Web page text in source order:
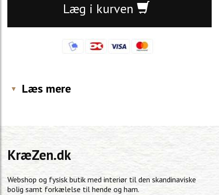
Læg i kurven
Læs mere
KræZen.dk
Webshop og fysisk butik med interiør til den skandinaviske
bolig samt forkælelse til hende og ham.